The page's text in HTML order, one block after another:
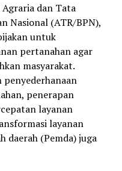
dan Tata
Nasional (ATR/BPN),
untuk
pertanahan agar
masyarakat.
penerapan
layanan
layanan
daerah (Pemda) juga